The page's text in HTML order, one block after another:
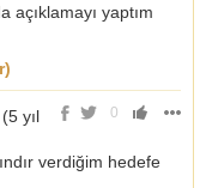
açıklamayı yaptım
0
5 yıl
verdiğim hedefe